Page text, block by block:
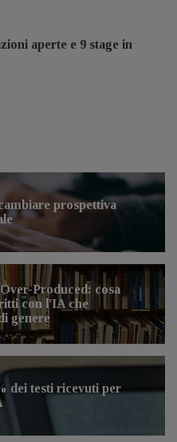
aperte e 9 stage in
prospettiva
Produced: cosa
con l'IA che
genere
dei testi ricevuti per